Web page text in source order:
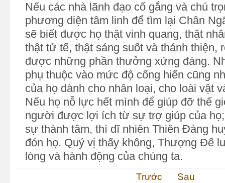
Nếu các nhà lãnh đạo cố gắng và chú
phương diện tâm linh để tìm lại Chân
sẽ biết được họ thật vinh quang, thật
thật tử tế, thật sáng suốt và thánh thiện,
được những phần thưởng xứng đáng.
phụ thuộc vào mức độ cống hiến cũng
của họ dành cho nhân loại, cho loài vật
Nếu họ nỗ lực hết mình để giúp đỡ thế
người được lợi ích từ sự trợ giúp của
sự thành tâm, thì dĩ nhiên Thiên Đàng
đón họ. Quý vị thấy không, Thượng Đế
lòng và hành động của chúng ta.
Trước Sau